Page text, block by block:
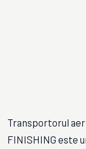
Transportorul
FINISHING este